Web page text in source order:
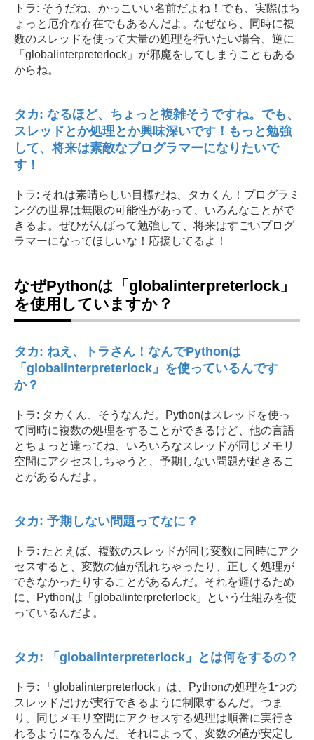
トラ: そうだね、かっこいい名前だよね！でも、実際はち
ょっと厄介な存在でもあるんだよ。なぜなら、同時に複
数のスレッドを使って大量の処理を行いたい場合、逆に
「globalinterpreterlock」が邪魔をしてしまうこともある
からね。
タカ: なるほど、ちょっと複雑そうですね。でも、
スレッドとか処理とか興味深いです！もっと勉強
して、将来は素敵なプログラマーになりたいで
す！
トラ: それは素晴らしい目標だね、タカくん！プログラミ
ングの世界は無限の可能性があって、いろんなことがで
きるよ。ぜひがんばって勉強して、将来はすごいプログ
ラマーになってほしいな！応援してるよ！
なぜPythonは「globalinterpreterlock」
を使用していますか？
タカ: ねえ、トラさん！なんでPythonは
「globalinterpreterlock」を使っているんです
か？
トラ: タカくん、そうなんだ。Pythonはスレッドを使っ
て同時に複数の処理をすることができるけど、他の言語
とちょっと違ってね、いろいろなスレッドが同じメモリ
空間にアクセスしちゃうと、予期しない問題が起きるこ
とがあるんだよ。
タカ: 予期しない問題ってなに？
トラ: たとえば、複数のスレッドが同じ変数に同時にアク
セスすると、変数の値が乱れちゃったり、正しく処理が
できなかったりすることがあるんだ。それを避けるため
に、Pythonは「globalinterpreterlock」という仕組みを使
っているんだよ。
タカ: 「globalinterpreterlock」とは何をするの？
トラ: 「globalinterpreterlock」は、Pythonの処理を1つの
スレッドだけが実行できるように制限するんだ。つま
り、同じメモリ空間にアクセスする処理は順番に実行さ
れるようになるんだ。それによって、変数の値が安定し